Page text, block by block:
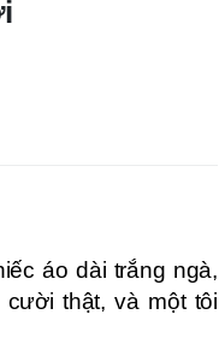
áo dài trắng ngà,
thật, và một tôi